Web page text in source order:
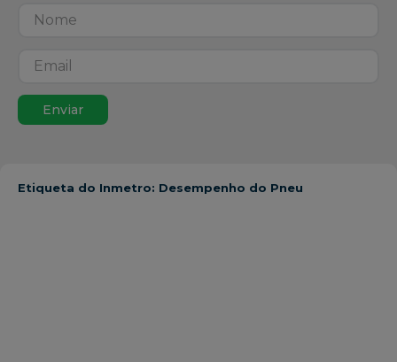
Enviar
Etiqueta do Inmetro: Desempenho do Pneu